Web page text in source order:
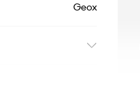
Geox